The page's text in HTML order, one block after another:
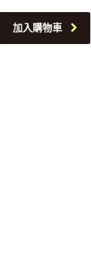
加入購物車